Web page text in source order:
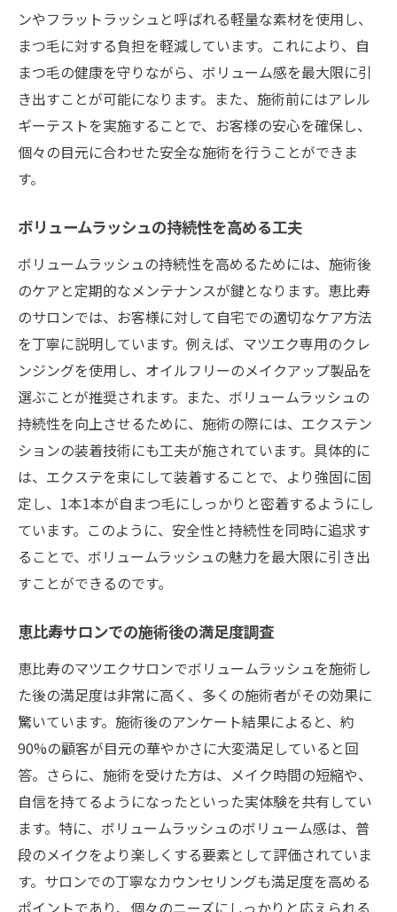
ンやフラットラッシュと呼ばれる軽量な素材を使用し、
まつ毛に対する負担を軽減しています。これにより、自
まつ毛の健康を守りながら、ボリューム感を最大限に引
き出すことが可能になります。また、施術前にはアレル
ギーテストを実施することで、お客様の安心を確保し、
個々の目元に合わせた安全な施術を行うことができま
す。
ボリュームラッシュの持続性を高める工夫
ボリュームラッシュの持続性を高めるためには、施術後
のケアと定期的なメンテナンスが鍵となります。恵比寿
のサロンでは、お客様に対して自宅での適切なケア方法
を丁寧に説明しています。例えば、マツエク専用のクレ
ンジングを使用し、オイルフリーのメイクアップ製品を
選ぶことが推奨されます。また、ボリュームラッシュの
持続性を向上させるために、施術の際には、エクステン
ションの装着技術にも工夫が施されています。具体的に
は、エクステを束にして装着することで、より強固に固
定し、1本1本が自まつ毛にしっかりと密着するようにし
ています。このように、安全性と持続性を同時に追求す
ることで、ボリュームラッシュの魅力を最大限に引き出
すことができるのです。
恵比寿サロンでの施術後の満足度調査
恵比寿のマツエクサロンでボリュームラッシュを施術し
た後の満足度は非常に高く、多くの施術者がその効果に
驚いています。施術後のアンケート結果によると、約
90%の顧客が目元の華やかさに大変満足していると回
答。さらに、施術を受けた方は、メイク時間の短縮や、
自信を持てるようになったといった実体験を共有してい
ます。特に、ボリュームラッシュのボリューム感は、普
段のメイクをより楽しくする要素として評価されていま
す。サロンでの丁寧なカウンセリングも満足度を高める
ポイントであり、個々のニーズにしっかりと応えられる